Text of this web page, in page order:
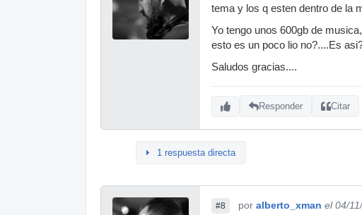
tema y los q esten dentro de la
Yo tengo unos 600gb de
esto es un poco lio no?....Es
Saludos gracias....
Responder Citar
1 respuesta directa
#8 por alberto_xman el 04/